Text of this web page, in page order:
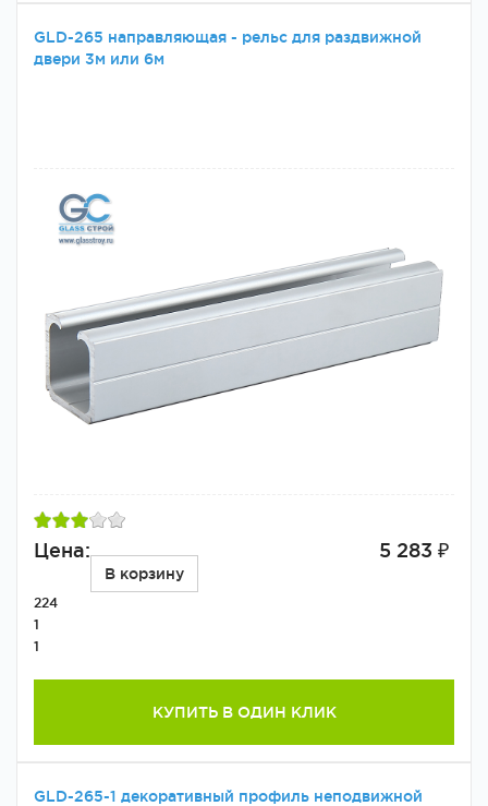
GLD-265 направляющая - рельс для раздвижной
двери 3м или 6м
Цена: 5 283 ₽
В корзину
224
1
1
КУПИТЬ В ОДИН КЛИК
GLD-265-1 декоративный профиль неподвижной